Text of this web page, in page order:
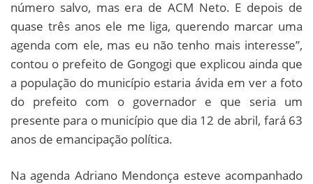
número salvo, mas era de ACM Neto. E depois de
quase três anos ele me liga, querendo marcar uma
agenda com ele, mas eu não tenho mais interesse”,
contou o prefeito de Gongogi que explicou ainda que
a população do município estaria ávida em ver a foto
do prefeito com o governador e que seria um
presente para o município que dia 12 de abril, fará 63
anos de emancipação política.
Na agenda Adriano Mendonça esteve acompanhado